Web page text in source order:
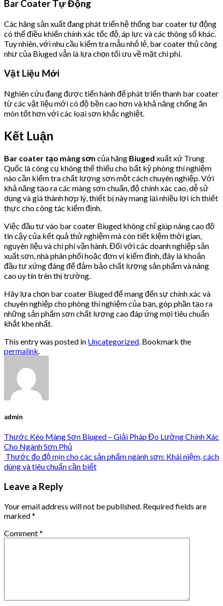
Bar Coater Tự Động
Các hãng sản xuất đang phát triển hệ thống bar coater tự động
có thể điều khiển chính xác tốc độ, áp lực và các thông số khác.
Tuy nhiên, với nhu cầu kiểm tra mẫu nhỏ lẻ, bar coater thủ công
như của Biuged vẫn là lựa chọn tối ưu về mặt chi phí.
Vật Liệu Mới
Nghiên cứu đang được tiến hành để phát triển thanh bar coater
từ các vật liệu mới có độ bền cao hơn và khả năng chống ăn
mòn tốt hơn với các loại sơn khắc nghiệt.
Kết Luận
Bar coater tạo màng sơn của hãng Biuged xuất xứ Trung
Quốc là công cụ không thể thiếu cho bất kỳ phòng thí nghiệm
nào cần kiểm tra chất lượng sơn một cách chuyên nghiệp. Với
khả năng tạo ra các màng sơn chuẩn, độ chính xác cao, dễ sử
dụng và giá thành hợp lý, thiết bị này mang lại nhiều lợi ích thiết
thực cho công tác kiểm định.
Việc đầu tư vào bar coater Biuged không chỉ giúp nâng cao độ
tin cậy của kết quả thử nghiệm mà còn tiết kiệm thời gian,
nguyên liệu và chi phí vận hành. Đối với các doanh nghiệp sản
xuất sơn, nhà phân phối hoặc đơn vị kiểm định, đây là khoản
đầu tư xứng đáng để đảm bảo chất lượng sản phẩm và nâng
cao uy tín trên thị trường.
Hãy lựa chọn bar coater Biuged để mang đến sự chính xác và
chuyên nghiệp cho phòng thí nghiệm của bạn, góp phần tạo ra
những sản phẩm sơn chất lượng cao đáp ứng mọi tiêu chuẩn
khắt khe nhất.
This entry was posted in Uncategorized. Bookmark the
permalink.
admin
Thước Kéo Màng Sơn Biuged – Giải Pháp Đo Lường Chính Xác
Cho Ngành Sơn Phủ
Thước đo độ mịn cho các sản phẩm ngành sơn: Khái niệm, cách
dùng và tiêu chuẩn cần biết
Leave a Reply
Your email address will not be published. Required fields are
marked*
Comment*